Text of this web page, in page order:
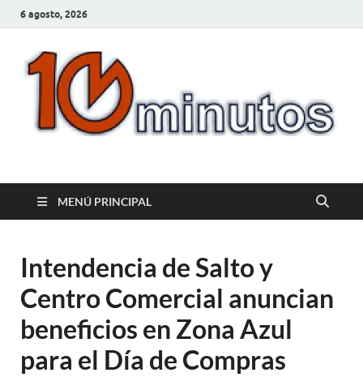
6 agosto, 2026
10minutos.com.uy
MENÚ PRINCIPAL
Intendencia de Salto y
Centro Comercial anuncian
beneficios en Zona Azul
para el Día de Compras